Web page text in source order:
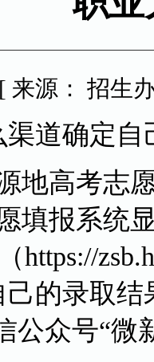
[ 来源： 招生
道确定
地高考志
填报系统
https://
己的录取
公众号“